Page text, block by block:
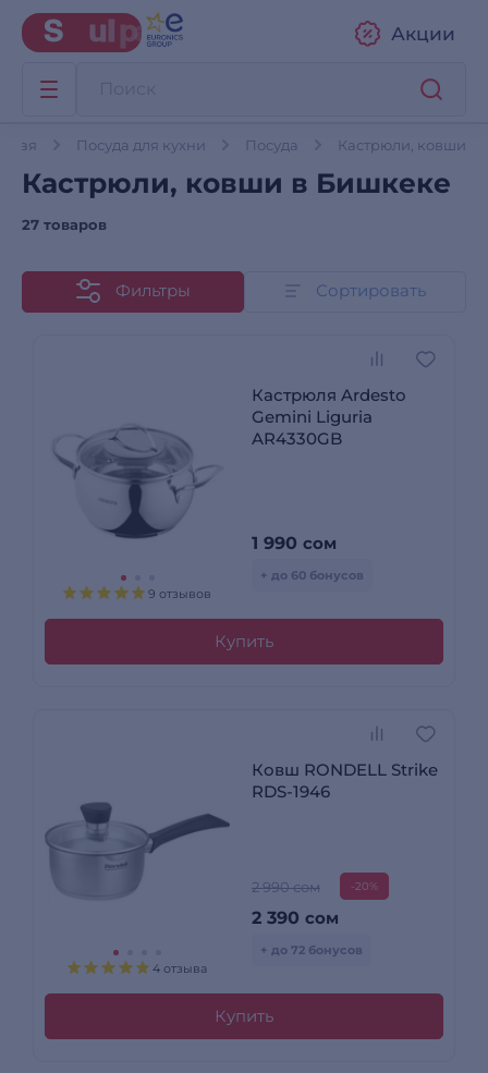
Акции
Посуда для кухни Посуда Кастрюли, ковши
Кастрюли, ковши в Бишкеке
27 товаров
Фильтры Сортировать
9 отзывов
Кастрюля Ardesto
Gemini Liguria
AR4330GB
1 990 сом
+ до 60 бонусов
Купить
4 отзыва
Ковш RONDELL Strike
RDS-1946
2 990 сом -20%
2 390 сом
+ до 72 бонусов
Купить